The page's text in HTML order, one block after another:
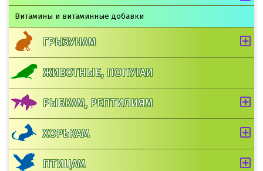
Витамины и витаминные добавки
ГРЫЗУНАМ
ЖИВОТНЫЕ, ПОПУГАИ
РЫБКАМ, РЕПТИЛИЯМ
ХОРЬКАМ
ПТИЦАМ